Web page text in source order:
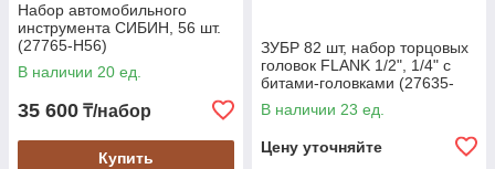
Набор автомобильного
инструмента СИБИН, 56 шт.
(27765-H56)
В наличии 20 ед.
35 600 ₸/набор
Купить
ЗУБР 82 шт, набор торцовых
головок FLANK 1/2", 1/4" с
битами-головками (27635-
H82)
В наличии 23 ед.
Цену уточняйте